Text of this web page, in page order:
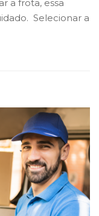
a frota, essa
Selecionar a